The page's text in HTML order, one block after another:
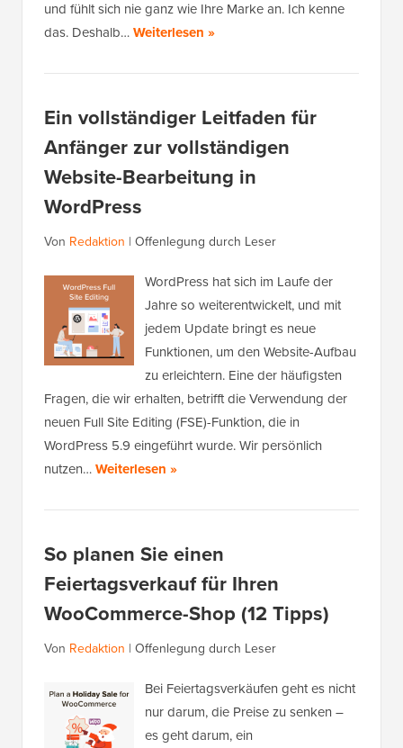
und fühlt sich nie ganz wie Ihre Marke an. Ich kenne
das. Deshalb…Weiterlesen »
Ein vollständiger Leitfaden für
Anfänger zur vollständigen
Website-Bearbeitung in
WordPress
Von Redaktion | Offenlegung durch Leser
WordPress hat sich im Laufe der
Jahre so weiterentwickelt, und mit
jedem Update bringt es neue
Funktionen, um den Website-Aufbau
zu erleichtern. Eine der häufigsten
Fragen, die wir erhalten, betrifft die Verwendung der
neuen Full Site Editing (FSE)-Funktion, die in
WordPress 5.9 eingeführt wurde. Wir persönlich
nutzen…Weiterlesen »
So planen Sie einen
Feiertagsverkauf für Ihren
WooCommerce-Shop (12 Tipps)
Von Redaktion | Offenlegung durch Leser
Bei Feiertagsverkäufen geht es nicht
nur darum, die Preise zu senken –
es geht darum, ein